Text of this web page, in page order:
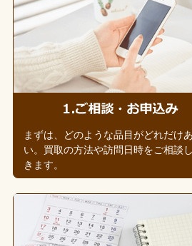
まずは、どのような品目がどれだけ
い。買取の方法や訪問日時をご相談
きます。